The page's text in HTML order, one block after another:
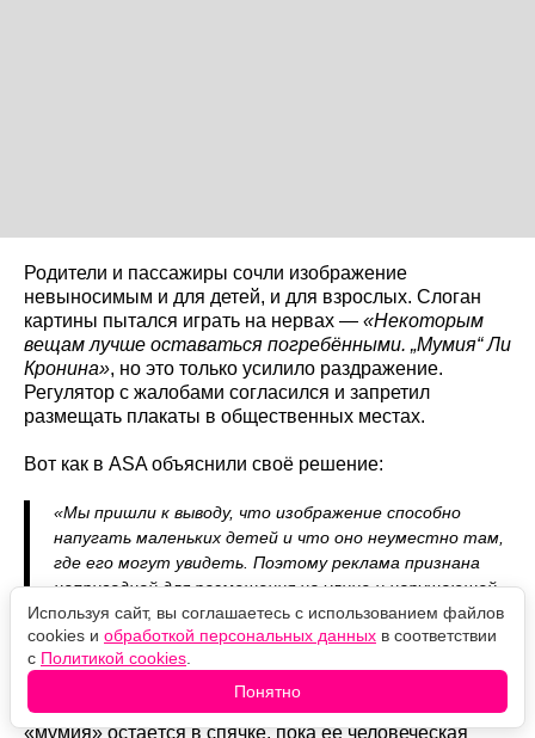
Родители и пассажиры сочли изображение
невыносимым и для детей, и для взрослых. Слоган
картины пытался играть на нервах — «Некоторым
вещам лучше оставаться погребёнными. „Мумия“ Ли
Кронина», но это только усилило раздражение.
Регулятор с жалобами согласился и запретил
размещать плакаты в общественных местах.
Вот как в ASA объяснили своё решение:
«Мы пришли к выводу, что изображение способно
напугать маленьких детей и что оно неуместно там,
где его могут увидеть. Поэтому реклама признана
непригодной для размещения на улице и нарушающей
рекламный кодекс».
Скандальный кадр взят прямо из фильма. Сюжет
строится на классической монструозной формуле:
демонический паразит заперт внутри тела ребёнка, и
«мумия» остаётся в спячке, пока её человеческая
Используя сайт, вы соглашаетесь с использованием файлов
cookies и обработкой персональных данных в соответствии
с Политикой cookies
Понятно